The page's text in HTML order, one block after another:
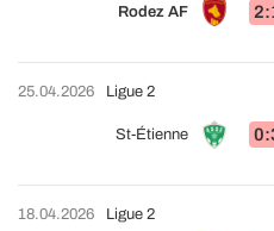
Rodez AF
25.04.2026
St-Étienne
Ligue 2
18.04.2026 Ligue 2